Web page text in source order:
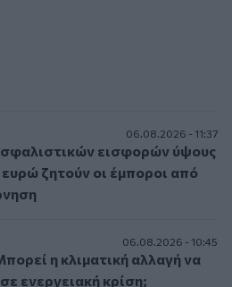
06.08.2026 - 11:37
εισφορών ύψους
ζητούν οι έμποροι από
06.08.2026 - 10:45
η κλιματική αλλαγή να
ενεργειακή κρίση;